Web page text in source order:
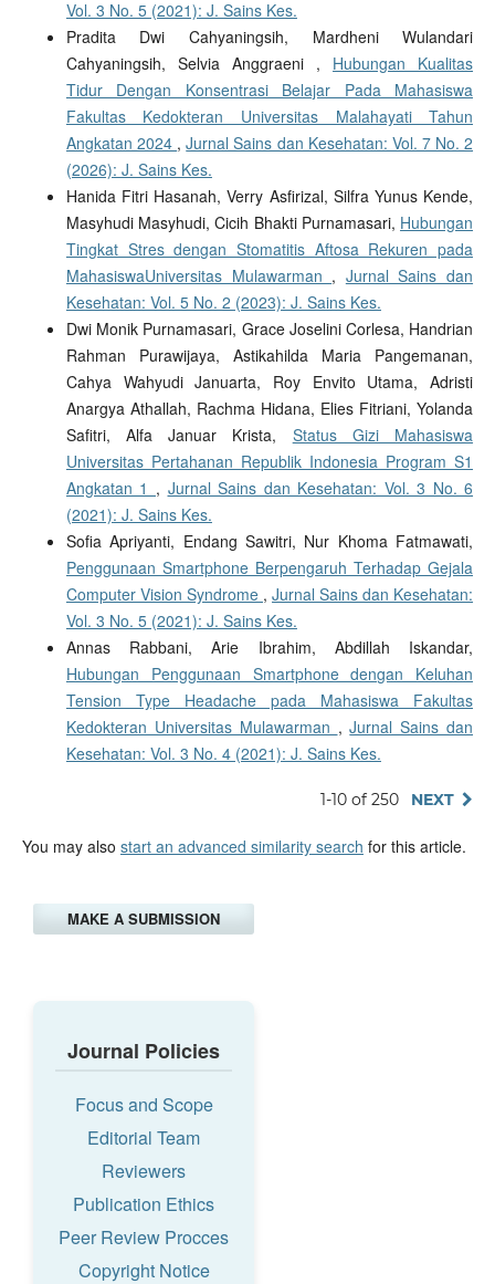
Vol. 3 No. 5 (2021): J. Sains Kes.
Pradita Dwi Cahyaningsih, Mardheni Wulandari
Cahyaningsih, Selvia Anggraeni , Hubungan Kualitas
Tidur Dengan Konsentrasi Belajar Pada Mahasiswa
Fakultas Kedokteran Universitas Malahayati Tahun
Angkatan 2024 ,Jurnal Sains dan Kesehatan: Vol. 7 No. 2
(2026): J. Sains Kes.
Hanida Fitri Hasanah, Verry Asfirizal, Silfra Yunus Kende,
Masyhudi Masyhudi, Cicih Bhakti Purnamasari, Hubungan
Tingkat Stres dengan Stomatitis Aftosa Rekuren pada
MahasiswaUniversitas Mulawarman , Jurnal Sains dan
Kesehatan: Vol. 5 No. 2 (2023): J. Sains Kes.
Dwi Monik Purnamasari, Grace Joselini Corlesa, Handrian
Rahman Purawijaya, Astikahilda Maria Pangemanan,
Cahya Wahyudi Januarta, Roy Envito Utama, Adristi
Anargya Athallah, Rachma Hidana, Elies Fitriani, Yolanda
Safitri, Alfa Januar Krista, Status Gizi Mahasiswa
Universitas Pertahanan Republik Indonesia Program S1
Angkatan 1 , Jurnal Sains dan Kesehatan: Vol. 3 No. 6
(2021): J. Sains Kes.
Sofia Apriyanti, Endang Sawitri, Nur Khoma Fatmawati,
Penggunaan Smartphone Berpengaruh Terhadap Gejala
Computer Vision Syndrome ,Jurnal Sains dan Kesehatan:
Vol. 3 No. 5 (2021): J. Sains Kes.
Annas Rabbani, Arie Ibrahim, Abdillah Iskandar,
Hubungan Penggunaan Smartphone dengan Keluhan
Tension Type Headache pada Mahasiswa Fakultas
Kedokteran Universitas Mulawarman ,Jurnal Sains dan
Kesehatan: Vol. 3 No. 4 (2021): J. Sains Kes.
1-10 of 250 NEXT
You may also start an advanced similarity search for this article.
MAKE A SUBMISSION
Journal Policies
Focus and Scope
Editorial Team
Reviewers
Publication Ethics
Peer Review Procces
Copyright Notice